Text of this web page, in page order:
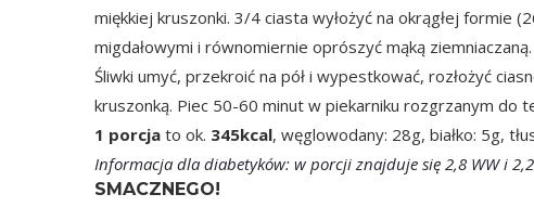
miękkiej kruszonki. 3/4 ciasta wyłożyć na okrągłej formie
migdałowymi i równomiernie oprószyć mąką ziemniaczaną.
Śliwki umyć, przekroić na pół i wypestkować, rozłożyć
kruszonką. Piec 50-60 minut w piekarniku rozgrzanym do
1 porcja to ok. 345kcal, węglowodany: 28g, białko: 5g,
Informacja dla diabetyków: w porcji znajduje się 2,8 WW i
SMACZNEGO!